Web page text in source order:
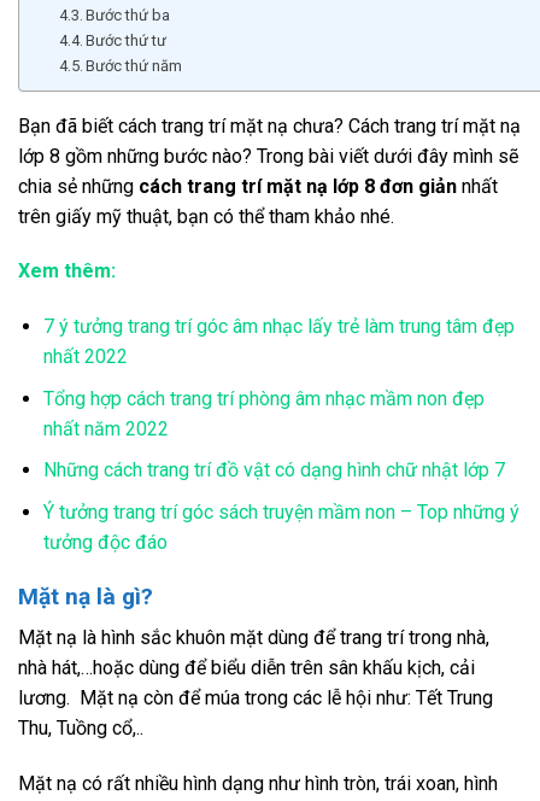
Bước thứ ba
Bước thứ tư
Bước thứ năm
Bạn đã biết cách trang trí mặt nạ chưa? Cách trang trí mặt nạ
lớp 8 gồm những bước nào? Trong bài viết dưới đây mình sẽ
chia sẻ những cách trang trí mặt nạ lớp 8 đơn giản nhất
trên giấy mỹ thuật, bạn có thể tham khảo nhé.
Xem thêm:
7 ý tưởng trang trí góc âm nhạc lấy trẻ làm trung tâm đẹp
nhất 2022
Tổng hợp cách trang trí phòng âm nhạc mầm non đẹp
nhất năm 2022
Những cách trang trí đồ vật có dạng hình chữ nhật lớp 7
Ý tưởng trang trí góc sách truyện mầm non – Top những ý
tưởng độc đáo
Mặt nạ là gì?
Mặt nạ là hình sắc khuôn mặt dùng để trang trí trong nhà,
nhà hát,…hoặc dùng để biểu diễn trên sân khấu kịch, cải
lương. Mặt nạ còn để múa trong các lễ hội như: Tết Trung
Thu, Tuồng cổ,..
Mặt nạ có rất nhiều hình dạng như hình tròn, trái xoan, hình